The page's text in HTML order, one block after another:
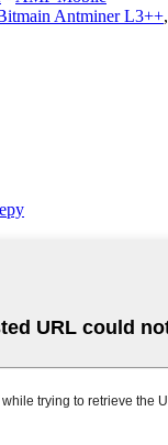
Antminer L3++,